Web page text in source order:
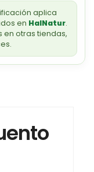
aplica
en HalNatur.
en otras tiendas,